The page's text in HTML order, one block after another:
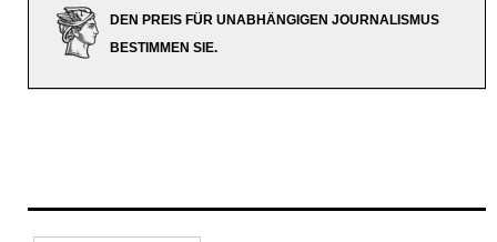
DEN PREIS FÜR UNABHÄNGIGEN JOURNALISMUS
BESTIMMEN SIE.